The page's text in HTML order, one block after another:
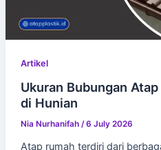
Artikel
Ukuran Bubungan
di Hunian
Nia Nurhanifah /6 July 2026
Atap rumah terdiri dari